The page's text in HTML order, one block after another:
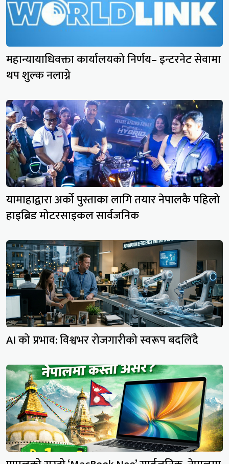
महान्यायाधिवक्ता कार्यालयको निर्णय– इन्टरनेट सेवामा
थप शुल्क नलाग्ने
यामाहाद्वारा अर्को पुस्ताका लागि तयार नेपालकै पहिलो
हाइब्रिड मोटरसाइकल सार्वजनिक
AI को प्रभाव: विश्वभर रोजगारीको स्वरूप बदलिँदै